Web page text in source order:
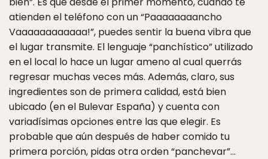
atienden el teléfono con un “Paaaaaaaancho
Vaaaaaaaaaaaa!”, puedes sentir la buena vibra que
el lugar transmite. El lenguaje “panchístico” utilizado
en el local lo hace un lugar ameno al cual querrás
regresar muchas veces más. Además, claro, sus
ingredientes son de primera calidad, está bien
ubicado (en el Bulevar España) y cuenta con
variadísimas opciones entre las que elegir. Es
probable que aún después de haber comido tu
primera porción, pidas otra orden “panchevar”…